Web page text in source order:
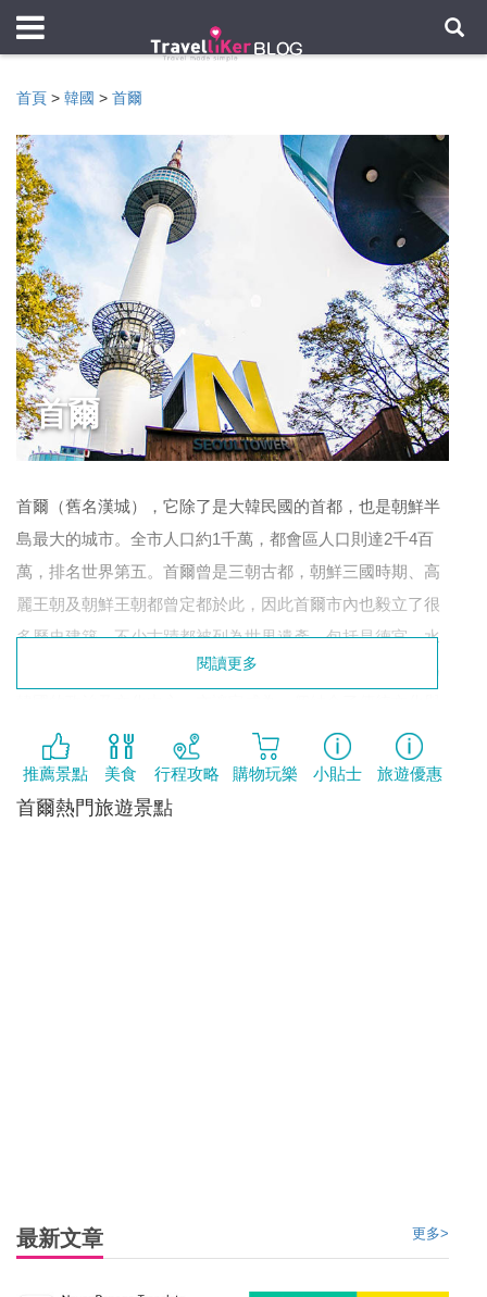
首頁 > 韓國 > 首爾
首爾
首爾（舊名漢城），它除了是大韓民國的首都，也是朝鮮半
島最大的城市。全市人口約1千萬，都會區人口則達2千4百
萬，排名世界第五。首爾曾是三朝古都，朝鮮三國時期、高
麗王朝及朝鮮王朝都曾定都於此，因此首爾市內也毅立了很
多歷史建築，不少古蹟都被列為世界遺產，包括昌德宮、水
原華城、宗廟及朝鮮王陵。悠久的歷史文化不但令首爾成為
現代高科技的多元化城市。近年嶄露頭角的首爾，從化妝
品、潮流服飾到美食，都帶動不少港人追隨，也成為新一代
熱捧的旅遊熱點。
消費稅：韓國一般商品服務都包含了 10 % 的 VAT。在韓國
所指定的會員店中購買最少 30,000 ₩以上的貨品即可收到退
稅傳票。有兩家公司都提供退稅服務，分別為 Global Refund
閱讀更多
推薦景點 美食 行程攻略 購物玩樂 小貼士 旅遊優惠
首爾熱門旅遊景點
最新文章 更多>